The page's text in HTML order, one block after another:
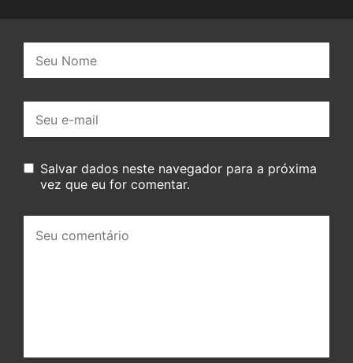
mail:
Salvar dados neste navegador para a próxima
vez que eu for comentar.
comentário: